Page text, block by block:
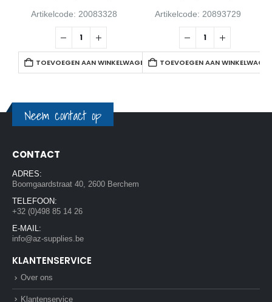
Artikelcode: 20083328
TOEVOEGEN AAN WINKELWAGEN
Artikelcode: 20893729
TOEVOEGEN AAN
Neem contact op
CONTACT
ADRES:
Boomgaardstraat 40, 2600 Berchem
TELEFOON:
+32 (0)498 85 14 26
E-MAIL:
info@az-supplies.be
KLANTENSERVICE
Over ons
Klantenservice